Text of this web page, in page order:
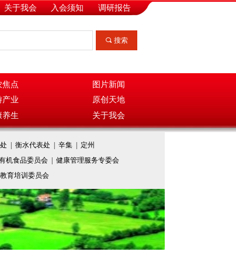
关于我会 入会须知 调研报告
끠 搜索
焦点
图片新闻
产业
原创天地
养生 关于我会
| 衡水代表处 | 辛集 | 定州
机食品委员会 | 健康管理服务专委会
育培训委员会